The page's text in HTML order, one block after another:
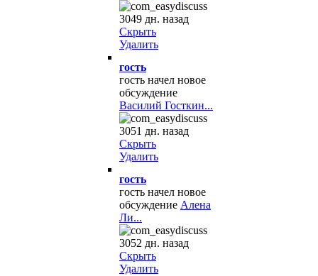
3049 дн. назад
Скрыть
Удалить
гость
гость начел новое
обсуждение
Василий Госткин...
3051 дн. назад
Скрыть
Удалить
гость
гость начел новое
обсуждение Алена
Ли...
3052 дн. назад
Скрыть
Удалить